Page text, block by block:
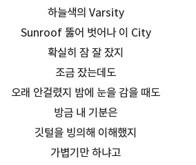
하늘색의 Varsity
Sunroof 뚫어 벗어나 이 City
확실히 잠 잘 잤지
조금 잤는데도
오래 안걸렸지 밤에 눈을 감을 때도
방금 내 기분은
깃털을 빙의해 이해했지
가볍기만 하냐고